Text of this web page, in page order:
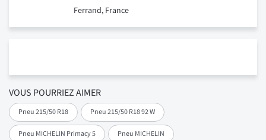
VOUS POURRIEZ AIMER
Pneu 215/50 R18 Pneu 215/50 R18 92 W
Pneu MICHELIN Primacy 5 Pneu MICHELIN
Ferrand, France